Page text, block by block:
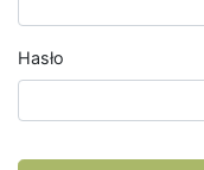
Hasło